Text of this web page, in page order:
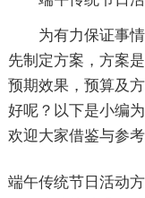
为有力保证事
先制定方案，方案
预期效果，预算及
好呢？以下是小编
欢迎大家借鉴与参
端午传统节日活动